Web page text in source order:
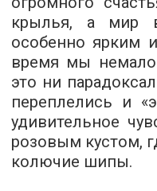
крылья, а мир
особенно ярким
время мы немало
это ни
переплелись и
удивительное
розовым кустом,
колючие шипы.